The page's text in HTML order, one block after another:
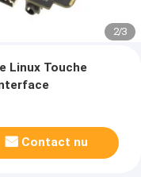
2/3
Linux Touche
Contact nu